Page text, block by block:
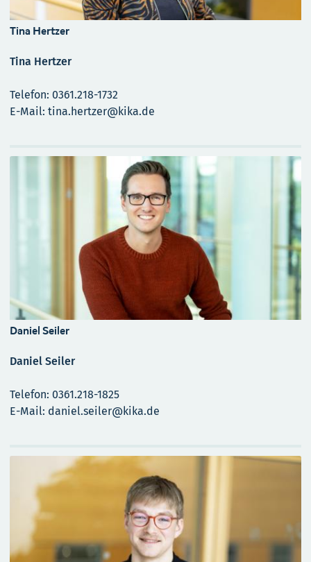
Tina Hertzer
Tina Hertzer
Telefon: 0361.218-1732
E-Mail: tina.hertzer@kika.de
Daniel Seiler
Daniel Seiler
Telefon: 0361.218-1825
E-Mail: daniel.seiler@kika.de